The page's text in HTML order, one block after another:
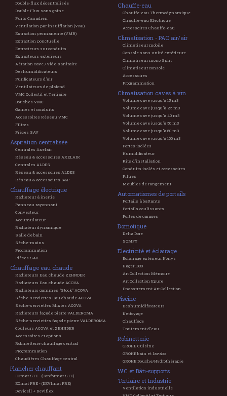
Double-flux décentralisée
Double Flux sans gaine
Puits Canadien
Ventilation par insufflation (VMI)
Extraction permanente (VMR)
Extraction ponctuelle
Extracteurs sur conduits
Extracteurs extérieurs
Aération cave / vide-sanitaire
Deshumidificateurs
Purificateurs d'air
Ventilateurs de plafond
VMC Collectif et Tertiaire
Bouches VMC
Gaines et conduits
Accessoires Réseau VMC
Filtres
Pièces SAV
Aspiration centralisée
Centrales Axelair
Réseau & accessoires AXELAIR
Centrales ALDES
Réseau & accessoires ALDES
Réseau & accessoires S&P
Chauffage électrique
Radiateur à inertie
Panneau rayonnant
Convecteur
Accumulateur
Radiateur dynamique
Salle de bain
Sèche-mains
Programmation
Pièces SAV
Chauffage eau chaude
Radiateurs Eau chaude ZEHNDER
Radiateurs Eau chaude ACOVA
Radiateurs gammes "Stock" ACOVA
Sèche-serviettes Eau chaude ACOVA
Sèche-serviettes Mixtes ACOVA
Radiateurs façade pierre VALDEROMA
Sèche-serviettes façade pierre VALDEROMA
Couleurs ACOVA et ZEHNDER
Accessoires et options
Robinetterie chauffage central
Programmation
Chaudières Chauffage central
Plancher chauffant
ECmat STE - (Conformat STE)
ECmat PRE - (DEVImat PRE)
Devicell + Deviflex
Chauffe-eau
Chauffe-eau Thermodynamique
Chauffe-eau Electrique
Accessoires Chauffe-eau
Climatisation - PAC air/air
Climatiseur mobile
Console sans unité extérieure
Climatiseur mono Split
Climatiseur console
Accessoires
Programmation
Climatisation caves à vin
Volume cave jusqu'à 15 m3
Volume cave jusqu'à 25 m3
Volume cave jusqu'à 40 m3
Volume cave jusqu'à 50 m3
Volume cave jusqu'à 80 m3
Volume cave jusqu'à 100 m3
Portes isolées
Humidificateur
Kits d'installation
Conduits isolés et accessoires
Filtres
Meubles de rangement
Automatismes de portails
Portails à battants
Portails coulissants
Portes de garages
Domotique
Delta Dore
SOMFY
Electricité et éclairage
Eclairage extérieur Norlys
Hager 1930
Art Collection Mémoire
Art Collection Epure
Encastrement Art Collection
Piscine
Deshumidificateurs
Nettoyage
Chauffage
Traitement d'eau
Robinetterie
GROHE Cuisine
GROHE bain et lavabo
GROHE Douche/Hydrothérapie
WC et Bâti-supports
Tertiaire et Industrie
Ventilation industrielle